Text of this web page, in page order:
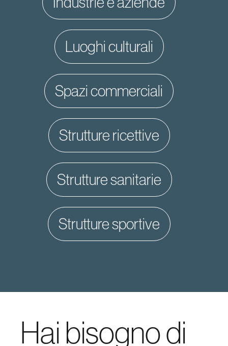
luoghi culturali
spazi commerciali
strutture ricettive
strutture sanitarie
strutture sportive
Hai bisogno di